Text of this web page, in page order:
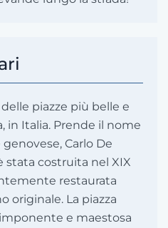
piazze più belle e
in Italia. Prende il nome
Carlo De
stata costruita nel XIX
restaurata
originale. La piazza
e maestosa